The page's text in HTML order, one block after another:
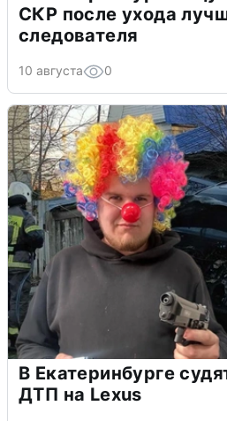
СКР после ухода
следователя
10 августа 0
В Екатеринбурге
ДТП на Lexus